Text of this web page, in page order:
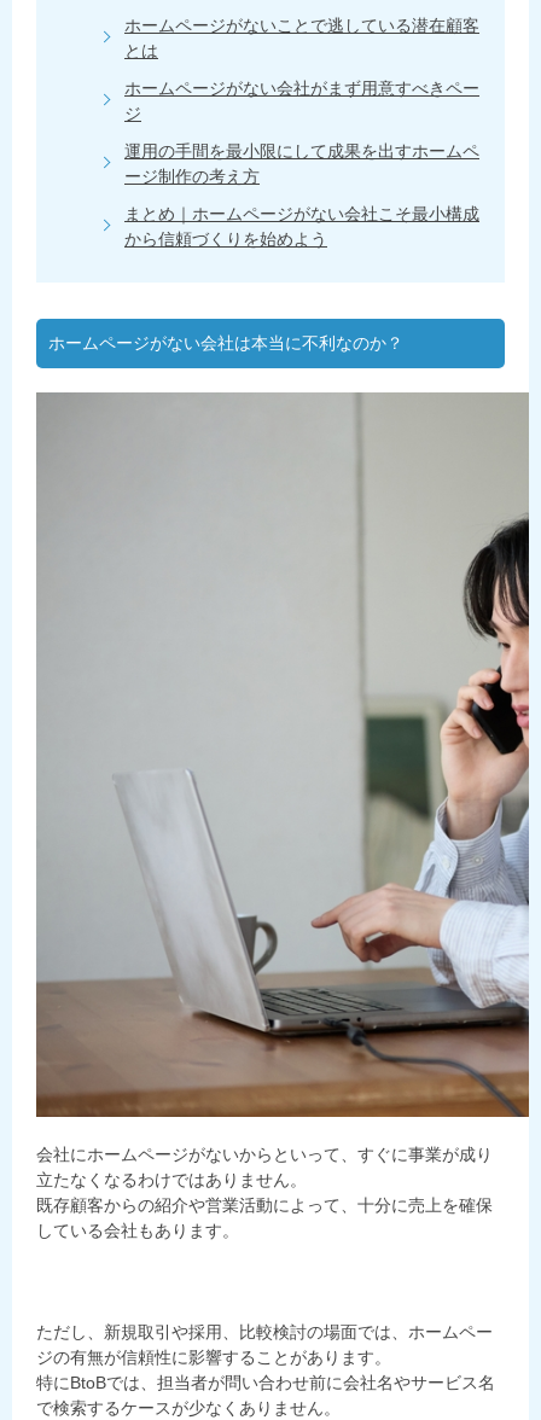
ホームページがないことで逃している潜在顧客
とは
ホームページがない会社がまず用意すべきペー
ジ
運用の手間を最小限にして成果を出すホームペ
ージ制作の考え方
まとめ｜ホームページがない会社こそ最小構成
から信頼づくりを始めよう
ホームページがない会社は本当に不利なのか？
会社にホームページがないからといって、すぐに事業が成り
立たなくなるわけではありません。
既存顧客からの紹介や営業活動によって、十分に売上を確保
している会社もあります。
ただし、新規取引や採用、比較検討の場面では、ホームペー
ジの有無が信頼性に影響することがあります。
特にBtoBでは、担当者が問い合わせ前に会社名やサービス名
で検索するケースが少なくありません。